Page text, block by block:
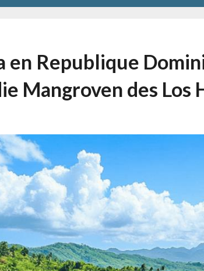
en Republique
Mangroven des Los